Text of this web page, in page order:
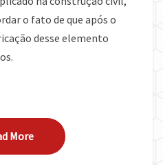
o fato de que após o
desse elemento
MoreRead More